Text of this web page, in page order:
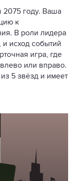
2075 году. Ваша
к
В роли лидера
исход событий
игра, где
или вправо.
5 звёзд и имеет